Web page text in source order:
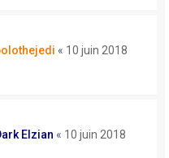
« 10 juin 2018
Elzian « 10 juin 2018